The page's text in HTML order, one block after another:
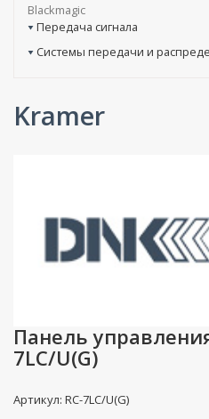
Blackmagic
Передача сигнала
Системы передачи и
Kramer
Панель
7LC/U(G)
Артикул: RC-7LC/U(G)